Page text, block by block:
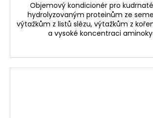
Objemový kondicionér pro
hydrolyzovaným proteinům ze
výtažkům z listů slézu, výtažkům z
a vysoké koncentraci